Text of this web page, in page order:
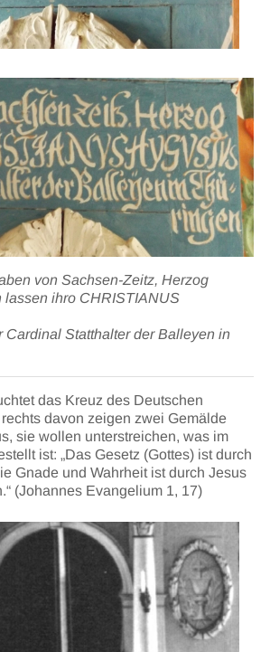
von Sachsen-Zeitz, Herzog
lassen ihro CHRISTIANUS
Cardinal Statthalter der Balleyen in
das Kreuz des Deutschen
davon zeigen zwei Gemälde
sie wollen unterstreichen, was im
ist: „Das Gesetz (Gottes) ist durch
Gnade und Wahrheit ist durch Jesus
(Johannes Evangelium 1, 17)